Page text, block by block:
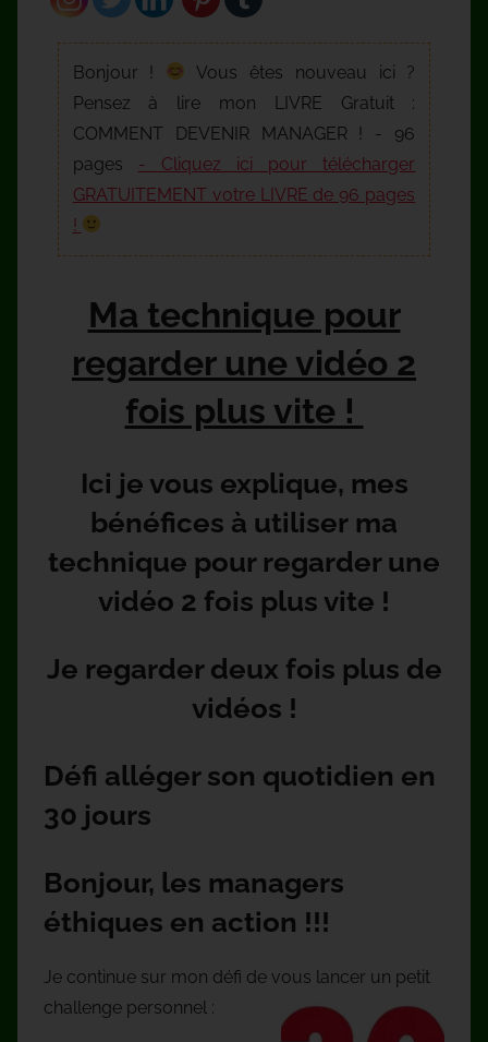
Bonjour !
Vous êtes nouveau ici ?
Pensez à lire mon LIVRE Gratuit :
COMMENT DEVENIR MANAGER ! - 96
pages - Cliquez ici pour télécharger
GRATUITEMENT votre LIVRE de 96 pages
!
Ma technique pour
regarder une vidéo 2
fois plus vite !
Ici je vous explique, mes
bénéfices à utiliser ma
technique pour regarder une
vidéo 2 fois plus vite !
Je regarder deux fois plus de
vidéos !
Défi alléger son quotidien en
30 jours
Bonjour, les managers
éthiques en action !!!
Je continue sur mon défi de vous lancer un petit
challenge personnel :